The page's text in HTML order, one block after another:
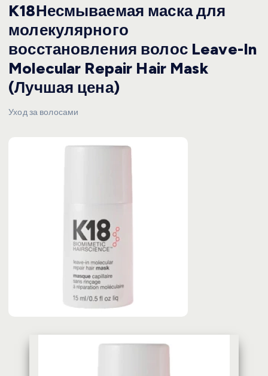
K18Несмываемая маска для
молекулярного
восстановления волос Leave-In
Molecular Repair Hair Mask
(Лучшая цена)
Уход за волосами